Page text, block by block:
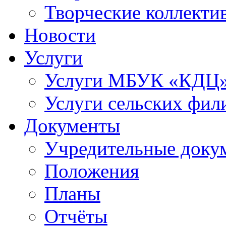
Творческие
Новости
Услуги
Услуги МБУК
Услуги сельских
Документы
Учредительные
Положения
Планы
Отчёты